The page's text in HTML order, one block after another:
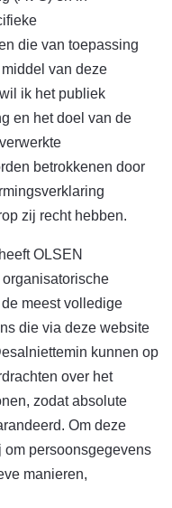
die van toepassing
van deze
ik het publiek
en het doel van de
betrokkenen door
zij recht hebben.
OLSEN
meest volledige
die via deze website
kunnen op
over het
zodat absolute
Om deze
om persoonsgegevens
manieren,